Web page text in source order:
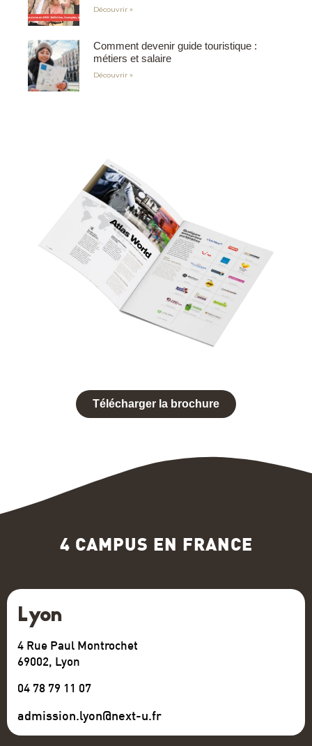
Découvrir »
Comment devenir guide touristique :
métiers et salaire
Découvrir »
Télécharger la brochure
4 CAMPUS EN FRANCE
Lyon
4 Rue Paul Montrochet
69002, Lyon
04 78 79 11 07
admission.lyon@next-u.fr